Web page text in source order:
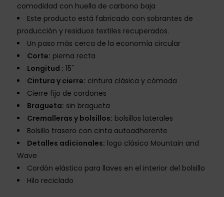
comodidad con huella de carbono baja
Este producto está fabricado con sobrantes de
producción y residuos textiles recuperados.
Un paso más cerca de la economía circular
Corte: pierna recta
Longitud : 15"
Cintura y cierre: cintura clásica y cómoda
Cierre fijo de cordones
Bragueta: sin bragueta
Cremalleras y bolsillos: bolsillos laterales
Bolsillo trasero con cinta autoadherente
Detalles adicionales: logo clásico Mountain and
Wave
Cordón elástico para llaves en el interior del bolsillo
Hilo reciclado